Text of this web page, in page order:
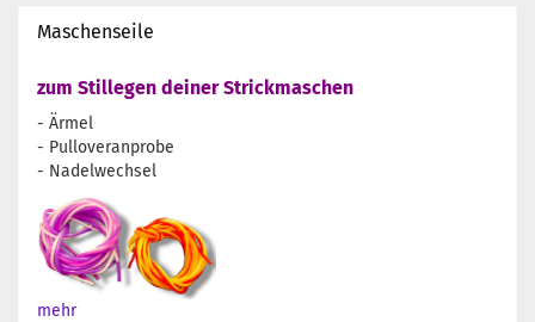
Maschenseile
zum Stillegen deiner Strickmaschen
- Ärmel
- Pulloveranprobe
- Nadelwechsel
mehr